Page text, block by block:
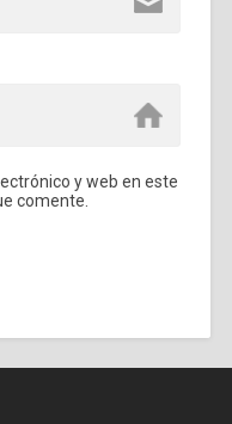
y web en este
comente.